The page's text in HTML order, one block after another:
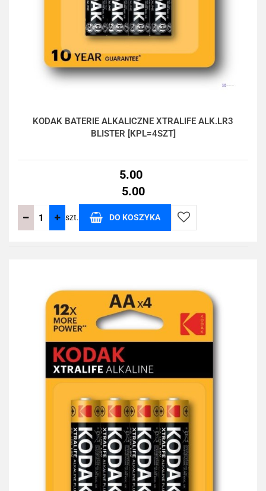
KODAK BATERIE ALKALICZNE XTRALIFE ALK.LR3
BLISTER [KPL=4SZT]
5.00
5.00
szt. DO KOSZYKA
Do